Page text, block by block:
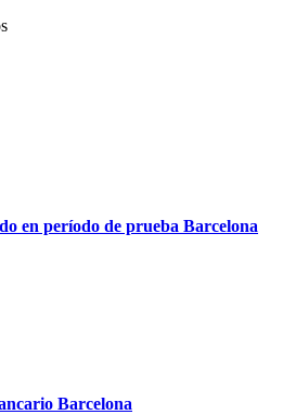
en período de prueba Barcelona
Barcelona